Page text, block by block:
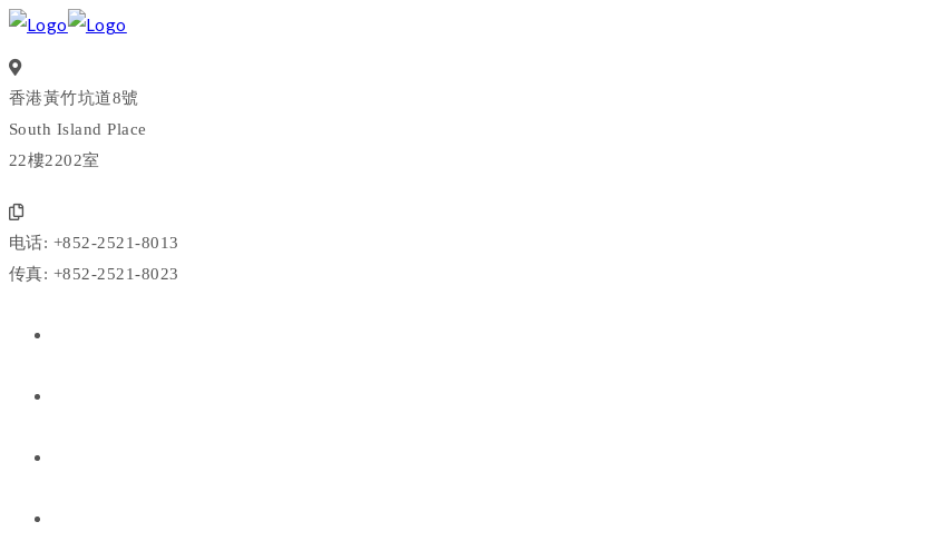
香港黃竹坑道8號
South Island Place
22樓2202室
电话: +852-2521-8013
传真: +852-2521-8023